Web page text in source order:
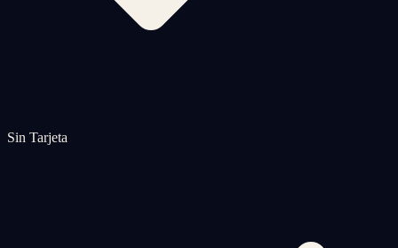
Sin Tarjeta